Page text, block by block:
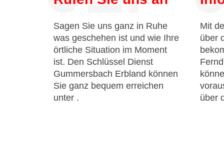
Sagen Sie uns ganz in Ruhe
was geschehen ist und wie Ihre
örtliche Situation im Moment
ist. Den Schlüssel Dienst
Gummersbach Erbland können
Sie ganz bequem erreichen
unter .
Mit
über
über